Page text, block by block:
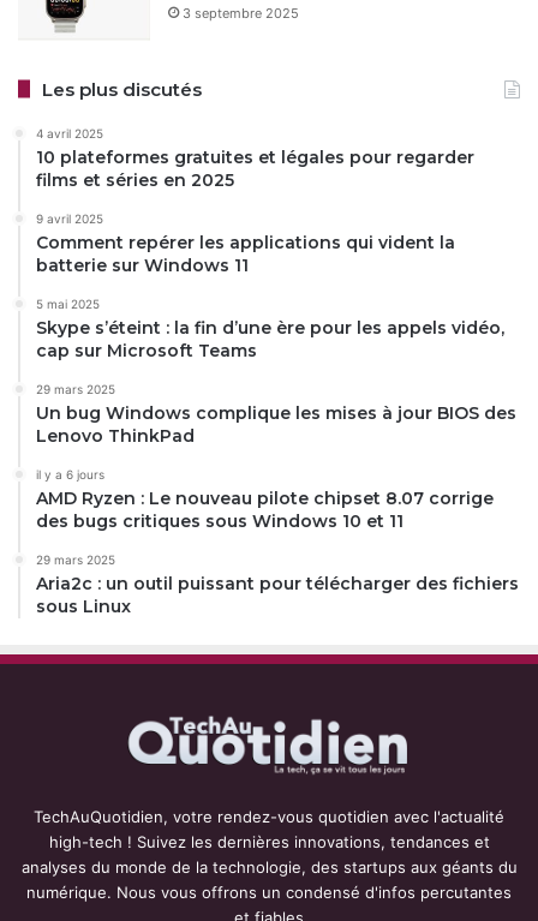
3 septembre 2025
Les plus discutés
4 avril 2025
10 plateformes gratuites et légales pour regarder
films et séries en 2025
9 avril 2025
Comment repérer les applications qui vident la
batterie sur Windows 11
5 mai 2025
Skype s’éteint : la fin d’une ère pour les appels vidéo,
cap sur Microsoft Teams
29 mars 2025
Un bug Windows complique les mises à jour BIOS des
Lenovo ThinkPad
il y a 6 jours
AMD Ryzen : Le nouveau pilote chipset 8.07 corrige
des bugs critiques sous Windows 10 et 11
29 mars 2025
Aria2c : un outil puissant pour télécharger des fichiers
sous Linux
TechAuQuotidien, votre rendez-vous quotidien avec l'actualité
high-tech ! Suivez les dernières innovations, tendances et
analyses du monde de la technologie, des startups aux géants du
numérique. Nous vous offrons un condensé d'infos percutantes